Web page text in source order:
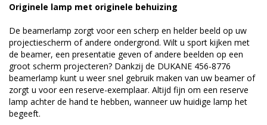
Originele lamp met originele behuizing
De beamerlamp zorgt voor een scherp en helder beeld op uw
projectiescherm of andere ondergrond. Wilt u sport kijken met
de beamer, een presentatie geven of andere beelden op een
groot scherm projecteren? Dankzij de DUKANE 456-8776
beamerlamp kunt u weer snel gebruik maken van uw beamer of
zorgt u voor een reserve-exemplaar. Altijd fijn om een reserve
lamp achter de hand te hebben, wanneer uw huidige lamp het
begeeft.